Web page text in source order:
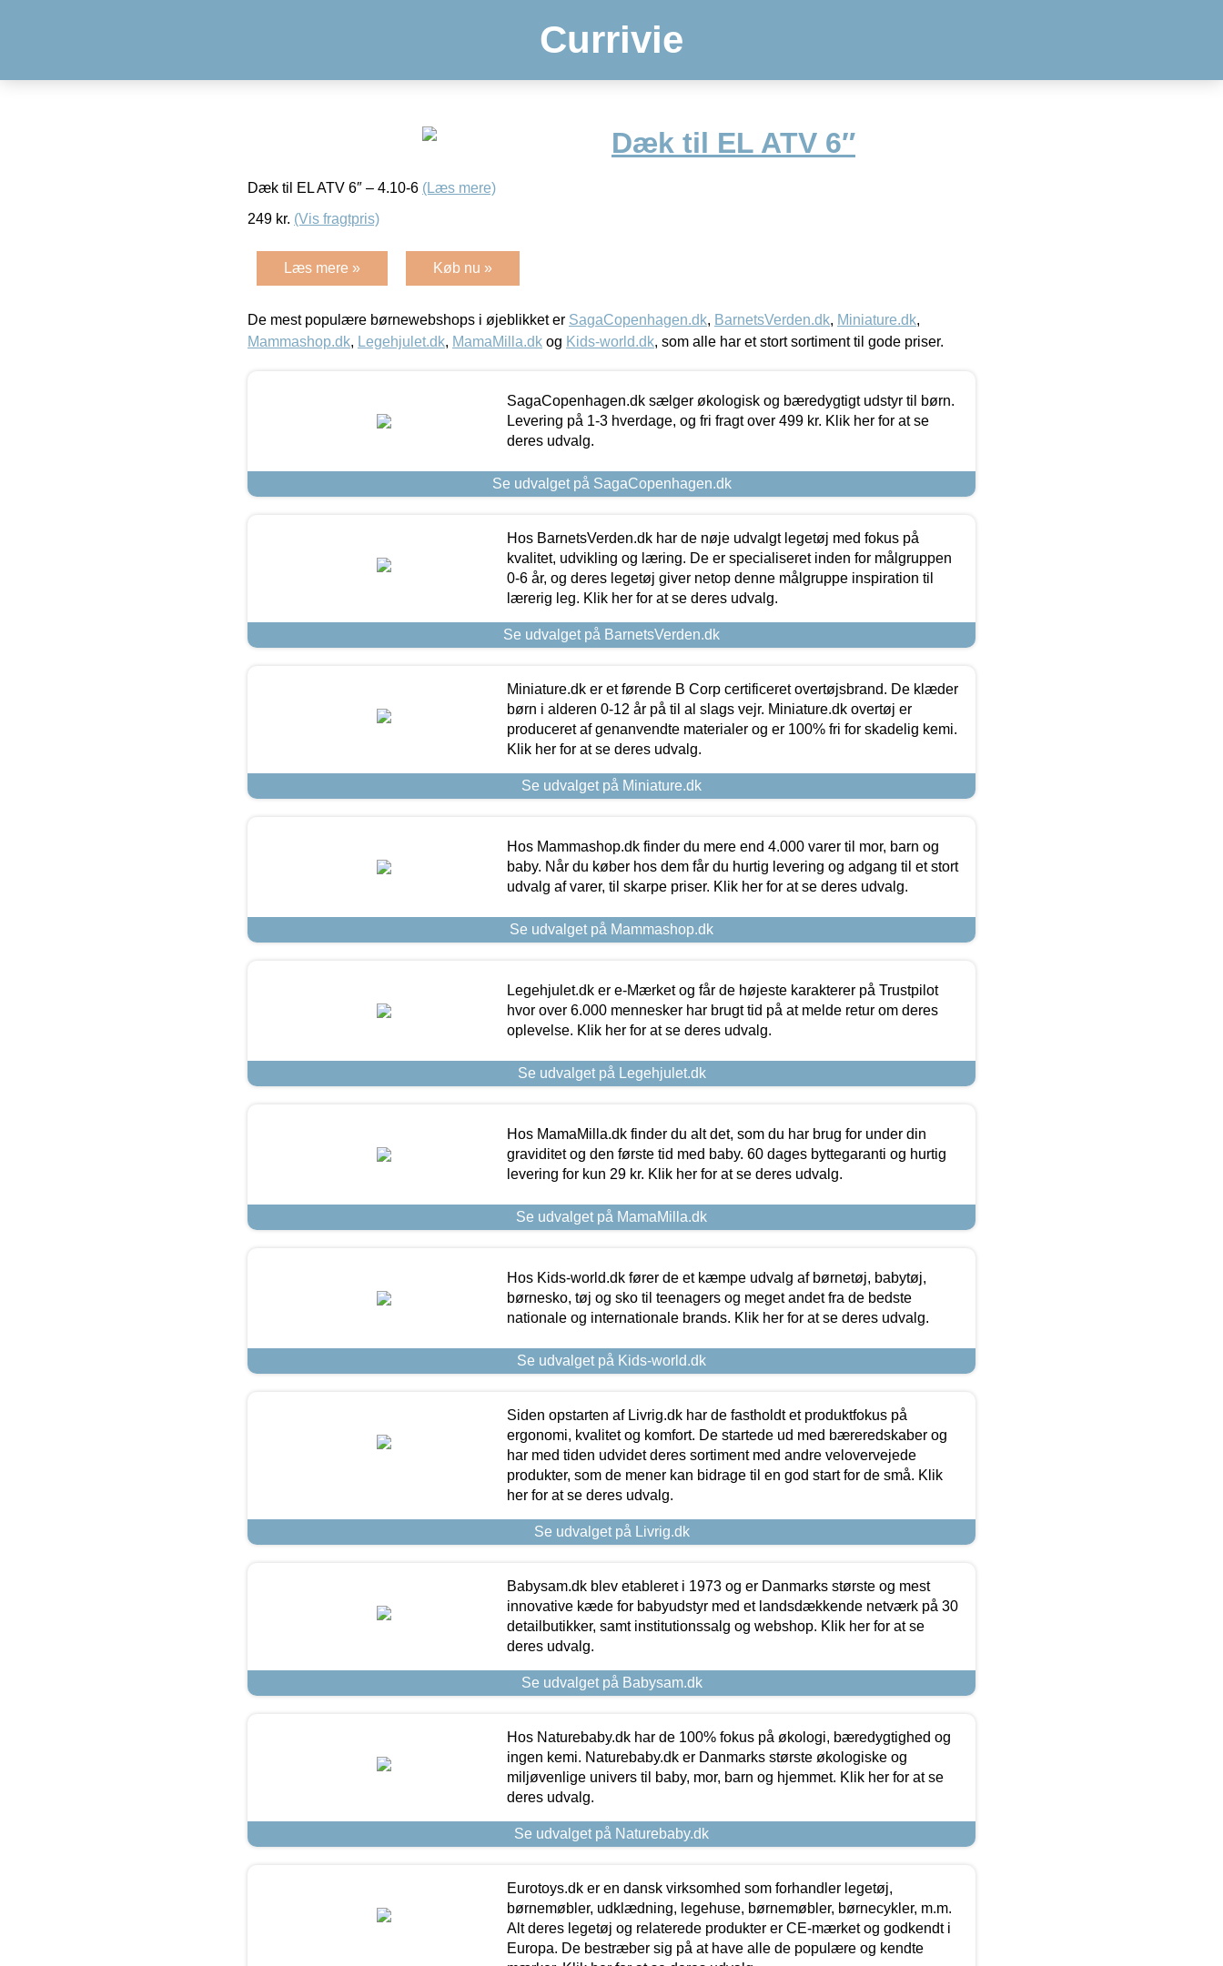
Currivie
Dæk til EL ATV 6″
Dæk til EL ATV 6″ – 4.10-6 (Læs mere)
249 kr. (Vis fragtpris)
Læs mere » Køb nu »
De mest populære børnewebshops i øjeblikket er SagaCopenhagen.dk, BarnetsVerden.dk, Miniature.dk,
Mammashop.dk, Legehjulet.dk, MamaMilla.dk og Kids-world.dk, som alle har et stort sortiment til gode priser.
SagaCopenhagen.dk sælger økologisk og bæredygtigt udstyr til børn.
Levering på 1-3 hverdage, og fri fragt over 499 kr. Klik her for at se
deres udvalg.
Se udvalget på SagaCopenhagen.dk
Hos BarnetsVerden.dk har de nøje udvalgt legetøj med fokus på
kvalitet, udvikling og læring. De er specialiseret inden for målgruppen
0-6 år, og deres legetøj giver netop denne målgruppe inspiration til
lærerig leg. Klik her for at se deres udvalg.
Se udvalget på BarnetsVerden.dk
Miniature.dk er et førende B Corp certificeret overtøjsbrand. De klæder
børn i alderen 0-12 år på til al slags vejr. Miniature.dk overtøj er
produceret af genanvendte materialer og er 100% fri for skadelig kemi.
Klik her for at se deres udvalg.
Se udvalget på Miniature.dk
Hos Mammashop.dk finder du mere end 4.000 varer til mor, barn og
baby. Når du køber hos dem får du hurtig levering og adgang til et stort
udvalg af varer, til skarpe priser. Klik her for at se deres udvalg.
Se udvalget på Mammashop.dk
Legehjulet.dk er e-Mærket og får de højeste karakterer på Trustpilot
hvor over 6.000 mennesker har brugt tid på at melde retur om deres
oplevelse. Klik her for at se deres udvalg.
Se udvalget på Legehjulet.dk
Hos MamaMilla.dk finder du alt det, som du har brug for under din
graviditet og den første tid med baby. 60 dages byttegaranti og hurtig
levering for kun 29 kr. Klik her for at se deres udvalg.
Se udvalget på MamaMilla.dk
Hos Kids-world.dk fører de et kæmpe udvalg af børnetøj, babytøj,
børnesko, tøj og sko til teenagers og meget andet fra de bedste
nationale og internationale brands. Klik her for at se deres udvalg.
Se udvalget på Kids-world.dk
Siden opstarten af Livrig.dk har de fastholdt et produktfokus på
ergonomi, kvalitet og komfort. De startede ud med bæreredskaber og
har med tiden udvidet deres sortiment med andre velovervejede
produkter, som de mener kan bidrage til en god start for de små. Klik
her for at se deres udvalg.
Se udvalget på Livrig.dk
Babysam.dk blev etableret i 1973 og er Danmarks største og mest
innovative kæde for babyudstyr med et landsdækkende netværk på 30
detailbutikker, samt institutionssalg og webshop. Klik her for at se
deres udvalg.
Se udvalget på Babysam.dk
Hos Naturebaby.dk har de 100% fokus på økologi, bæredygtighed og
ingen kemi. Naturebaby.dk er Danmarks største økologiske og
miljøvenlige univers til baby, mor, barn og hjemmet. Klik her for at se
deres udvalg.
Se udvalget på Naturebaby.dk
Eurotoys.dk er en dansk virksomhed som forhandler legetøj,
børnemøbler, udklædning, legehuse, børnemøbler, børnecykler, m.m.
Alt deres legetøj og relaterede produkter er CE-mærket og godkendt i
Europa. De bestræber sig på at have alle de populære og kendte